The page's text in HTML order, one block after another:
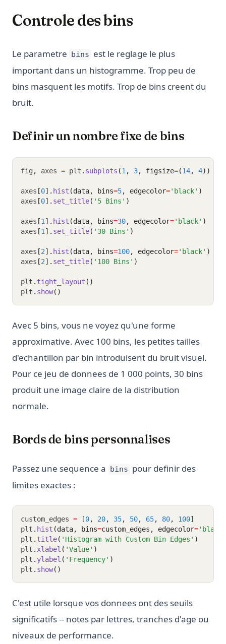
Controle des bins
Le parametre bins est le reglage le plus
important dans un histogramme. Trop peu de
bins masquent les motifs. Trop de bins creent du
bruit.
Definir un nombre fixe de bins
fig , axes = plt . subplots (1 , 3, figsize=(14, 4))
axes [0]. hist (data, bins=5, edgecolor='black' )
axes [0]. set_title( '5 Bins' )
axes [1 ]. hist (data, bins=30, edgecolor='black' )
axes [1 ]. set_title( '30 Bins' )
axes [2]. hist (data, bins=100, edgecolor='black' )
axes [2]. set_title( '100 Bins' )
plt . tight_layout ()
plt . show()
Avec 5 bins, vous ne voyez qu'une forme
approximative. Avec 100 bins, les petites tailles
d'echantillon par bin introduisent du bruit visuel.
Pour ce jeu de donnees de 1 000 points, 30 bins
produit une image claire de la distribution
normale.
Bords de bins personnalises
Passez une sequence a bins pour definir des
limites exactes :
custom_edges = [0, 20, 35, 50, 65, 80, 100]
plt . hist (data, bins=custom_edges, edgecolor='black'
plt . title( 'Histogram with Custom Bin Edges' )
plt . xlabel ( 'Value' )
plt . ylabel ( 'Frequency' )
plt . show()
C'est utile lorsque vos donnees ont des seuils
significatifs -- notes par lettres, tranches d'age ou
niveaux de performance.